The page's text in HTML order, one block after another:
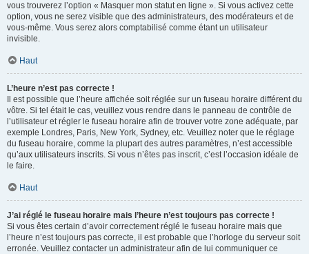
vous trouverez l’option « Masquer mon statut en ligne ». Si vous activez cette
option, vous ne serez visible que des administrateurs, des modérateurs et de
vous-même. Vous serez alors comptabilisé comme étant un utilisateur
invisible.
Haut
L’heure n’est pas correcte !
Il est possible que l’heure affichée soit réglée sur un fuseau horaire différent du
vôtre. Si tel était le cas, veuillez vous rendre dans le panneau de contrôle de
l’utilisateur et régler le fuseau horaire afin de trouver votre zone adéquate, par
exemple Londres, Paris, New York, Sydney, etc. Veuillez noter que le réglage
du fuseau horaire, comme la plupart des autres paramètres, n’est accessible
qu’aux utilisateurs inscrits. Si vous n’êtes pas inscrit, c’est l’occasion idéale de
le faire.
Haut
J’ai réglé le fuseau horaire mais l’heure n’est toujours pas correcte !
Si vous êtes certain d’avoir correctement réglé le fuseau horaire mais que
l’heure n’est toujours pas correcte, il est probable que l’horloge du serveur soit
erronée. Veuillez contacter un administrateur afin de lui communiquer ce